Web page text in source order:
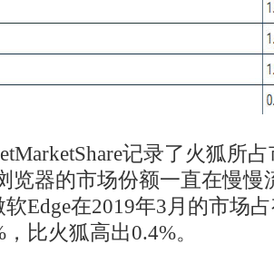
记录了火狐所
览器的市场份额一直在慢慢
Edge在2019年3月的市场
比火狐高出0.4%。